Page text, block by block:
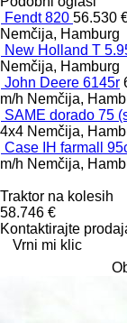
Fendt 820 ​​​​​​​​​‌‌​​​​‌​​​​​​​​​‌‌‌​‌​‌​​​​​​​​​‌‌‌​‌​​​​​​​​​​​‌‌​ 56.530
Nemčija, Hamburg
New Holland T
Nemčija, Hamburg
John Deere 6145r
m/h Nemčija,
SAME dorado 75
4x4 Nemčija,
Case IH farmall
m/h Nemčija,
Traktor na kolesih
58.746 €
Kontaktirajte
Vrni mi klic